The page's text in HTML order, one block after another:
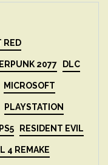
RED
2077 DLC
MICROSOFT
PLAYSTATION
PS5 RESIDENT EVIL
4 REMAKE